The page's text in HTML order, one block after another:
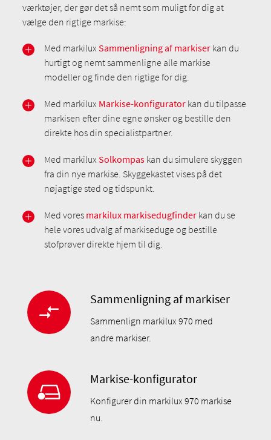
værktøjer, der gør det så nemt som muligt for dig at
vælge den rigtige markise:
Med markiluxSammenligning af markiser kan du
hurtigt og nemt sammenligne alle markise
modeller og finde den rigtige for dig.
Med markilux Markise-konfigurator kan du tilpasse
markisen efter dine egne ønsker og bestille den
direkte hos din specialistpartner.
Med markiluxSolkompas kan du simulere skyggen
fra din nye markise. Skyggekastet vises på det
nøjagtige sted og tidspunkt.
Med vores markilux markisedugfinder kan du se
hele vores udvalg af markiseduge og bestille
stofprøver direkte hjem til dig.
Sammenligning af markiser
Sammenlign markilux 970 med
andre markiser.
Markise-konfigurator
Konfigurer din markilux 970 markise
nu.